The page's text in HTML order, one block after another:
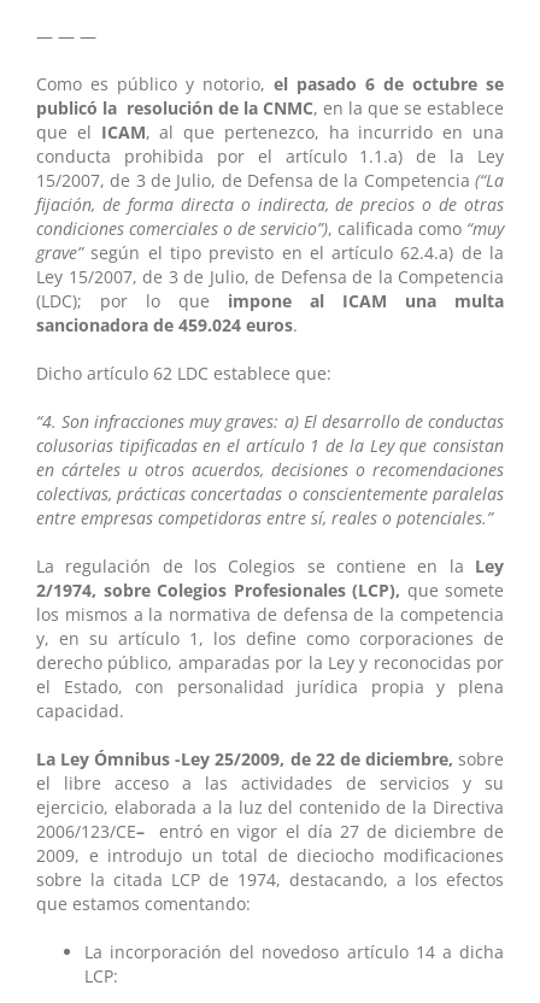
— — —
Como es público y notorio, el pasado 6 de octubre se
publicó la resolución de la CNMC, en la que se establece
que el ICAM, al que pertenezco, ha incurrido en una
conducta prohibida por el artículo 1.1.a) de la Ley
15/2007, de 3 de Julio, de Defensa de la Competencia (“La
fijación, de forma directa o indirecta, de precios o de otras
condiciones comerciales o de servicio”), calificada como “muy
grave”según el tipo previsto en el artículo 62.4.a) de la
Ley 15/2007, de 3 de Julio, de Defensa de la Competencia
(LDC); por lo que impone al ICAM una multa
sancionadora de 459.024 euros.
Dicho artículo 62 LDC establece que:
“4. Son infracciones muy graves: a) El desarrollo de conductas
colusorias tipificadas en el artículo 1 de la Ley que consistan
en cárteles u otros acuerdos, decisiones o recomendaciones
colectivas, prácticas concertadas o conscientemente paralelas
entre empresas competidoras entre sí, reales o potenciales.”
La regulación de los Colegios se contiene en la Ley
2/1974, sobre Colegios Profesionales (LCP), que somete
los mismos a la normativa de defensa de la competencia
y, en su artículo 1, los define como corporaciones de
derecho público, amparadas por la Ley y reconocidas por
el Estado, con personalidad jurídica propia y plena
capacidad.
La Ley Ómnibus -Ley 25/2009, de 22 de diciembre, sobre
el libre acceso a las actividades de servicios y su
ejercicio, elaborada a la luz del contenido de la Directiva
2006/123/CE–entró en vigor el día 27 de diciembre de
2009, e introdujo un total de dieciocho modificaciones
sobre la citada LCP de 1974, destacando, a los efectos
que estamos comentando:
La incorporación del novedoso artículo 14 a dicha
LCP: